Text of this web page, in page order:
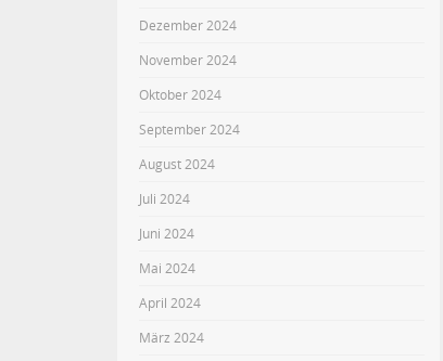
Dezember 2024
November 2024
Oktober 2024
September 2024
August 2024
Juli 2024
Juni 2024
Mai 2024
April 2024
März 2024